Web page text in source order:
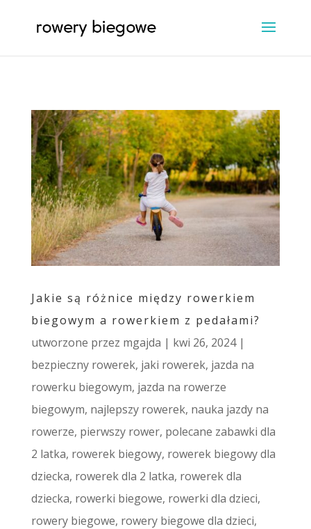
Jakie są różnice między rowerkiem
biegowym a rowerkiem z pedałami?
utworzone przez mgajda | kwi 26, 2024|
bezpieczny rowerek, jaki rowerek, jazda na
rowerku biegowym, jazda na rowerze
biegowym, najlepszy rowerek, nauka jazdy na
rowerze, pierwszy rower, polecane zabawki dla
2 latka, rowerek biegowy, rowerek biegowy dla
dziecka, rowerek dla 2 latka, rowerek dla
dziecka, rowerki biegowe, rowerki dla dzieci,
rowery biegowe, rowery biegowe dla dzieci,